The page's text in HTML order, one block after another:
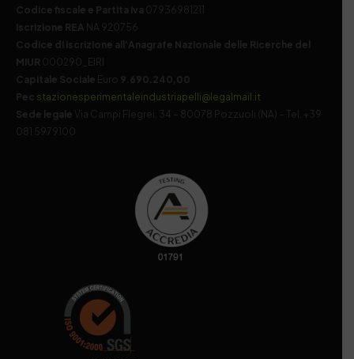
Codice fiscale e Partita Iva 07936981211
Iscrizione REA NA 920756
Codice di iscrizione all’Anagrafe Nazionale delle Ricerche del
MIUR 000290_EIRI
Capitale Sociale Euro 9.690.240,00
Pec stazionesperimentaleindustriapelli@legalmail.it
Sede legale
Via Campi Flegrei, 34 – 80078 Pozzuoli (NA) – Tel. +39
081 5979100